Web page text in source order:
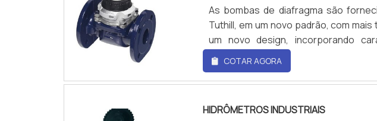
As bombas de diafragma são
Tuthill, em um novo padrão, com
um novo design, incorporando
funcionalidade e o
equipamento possui algumas
Conexões para fluídos: ½ NPTF-
fluidos é.
COTAR AGORA
HIDRÔMETROS INDUSTRIAIS